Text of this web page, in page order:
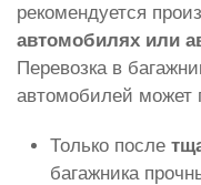
рекомендуется
автомобилях или
Перевозка в
автомобилей может
Только после
багажника